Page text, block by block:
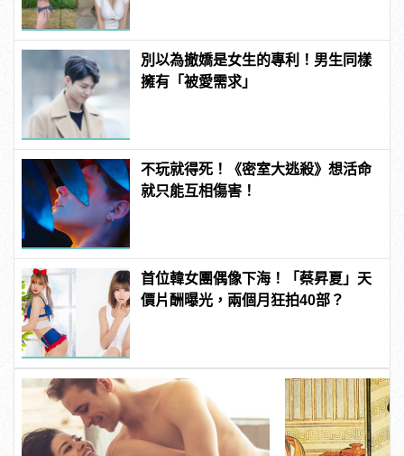
別以為撤嬌是女生的專利！男生同樣
擁有「被愛需求」
不玩就得死！《密室大逃殺》想活命
就只能互相傷害！
首位韓女團偶像下海！「蔡昇夏」天
價片酬曝光，兩個月狂拍40部？